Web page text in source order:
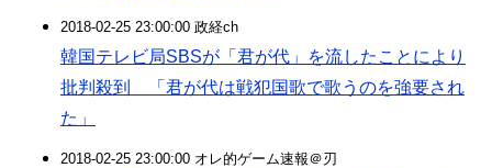
2018-02-25 23:00:00 政経ch
韓国テレビ局SBSが「君が代」を流したことにより
批判殺到 「君が代は戦犯国歌で歌うのを強要され
た」
2018-02-25 23:00:00 オレ的ゲーム速報＠刃